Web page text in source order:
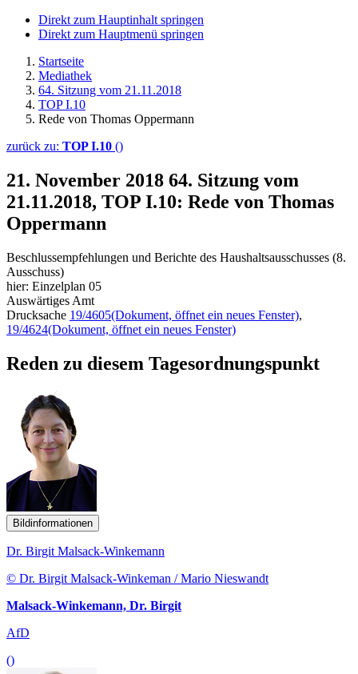
Direkt zum Hauptinhalt springen
Direkt zum Hauptmenü springen
Startseite
Mediathek
64. Sitzung vom 21.11.2018
TOP I.10
Rede von Thomas Oppermann
zurück zu: TOP I.10 ()
21. November 2018 64. Sitzung vom
21.11.2018, TOP I.10: Rede von Thomas
Oppermann
Beschlussempfehlungen und Berichte des Haushaltsausschusses (8.
Ausschuss)
hier: Einzelplan 05
Auswärtiges Amt
Drucksache 19/4605(Dokument, öffnet ein neues Fenster),
19/4624(Dokument, öffnet ein neues Fenster)
Reden zu diesem Tagesordnungspunkt
Bildinformationen
Dr. Birgit Malsack-Winkemann
© Dr. Birgit Malsack-Winkeman / Mario Nieswandt
Malsack-Winkemann, Dr. Birgit
AfD
()